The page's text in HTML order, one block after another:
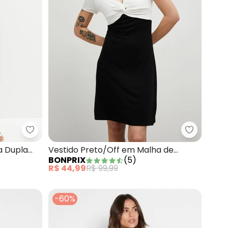
de Viscosebonprix - Vestido Poá Preto em Malha Dupla
Dupla
bonprix -
Vestido Preto/Off em Malha de
Viscose
BONPRIX (5)
R$ 44,99R$ 99,99
-60%